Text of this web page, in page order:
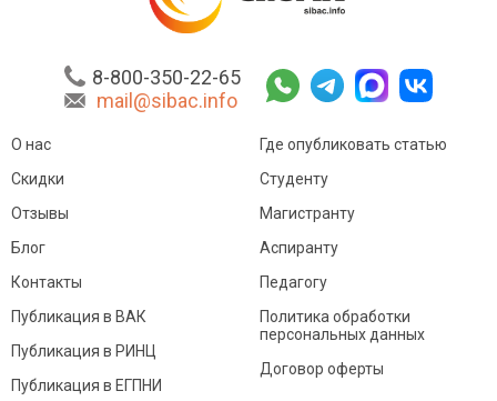
8-800-350-22-65
mail@sibac.info
О нас
Скидки
Отзывы
Блог
Контакты
Где опубликовать статью
Студенту
Магистранту
Аспиранту
Педагогу
Публикация в ВАК
Публикация в РИНЦ
Публикация в ЕГПНИ
Политика обработки
персональных данных
Договор оферты